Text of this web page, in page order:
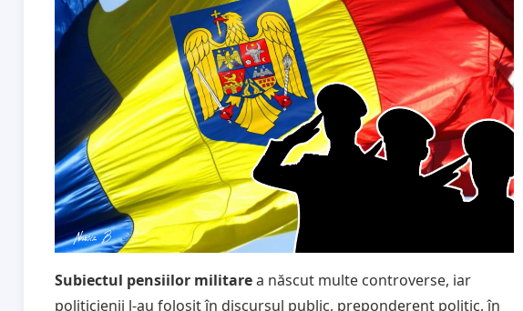
Subiectul pensiilor militarea născut multe controverse, iar
politicienii l-au folosit în discursul public, preponderent politic, în